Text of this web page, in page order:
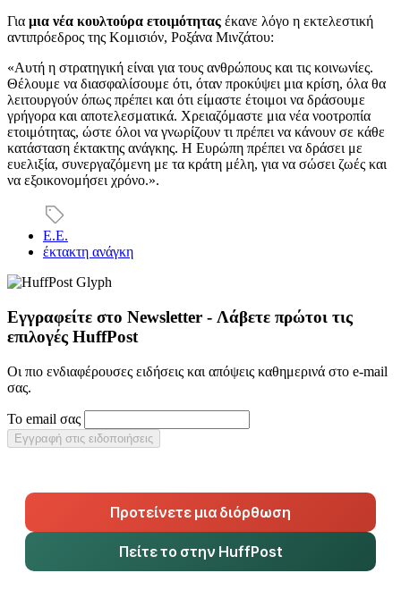
Για μια νέα κουλτούρα ετοιμότητας έκανε λόγο η εκτελεστική
αντιπρόεδρος της Κομισιόν, Ροξάνα Μινζάτου:
«Αυτή η στρατηγική είναι για τους ανθρώπους και τις κοινωνίες.
Θέλουμε να διασφαλίσουμε ότι, όταν προκύψει μια κρίση, όλα θα
λειτουργούν όπως πρέπει και ότι είμαστε έτοιμοι να δράσουμε
γρήγορα και αποτελεσματικά. Χρειαζόμαστε μια νέα νοοτροπία
ετοιμότητας, ώστε όλοι να γνωρίζουν τι πρέπει να κάνουν σε κάθε
κατάσταση έκτακτης ανάγκης. Η Ευρώπη πρέπει να δράσει με
ευελιξία, συνεργαζόμενη με τα κράτη μέλη, για να σώσει ζωές και
να εξοικονομήσει χρόνο.».
Ε.Ε.
έκτακτη ανάγκη
Εγγραφείτε στο Newsletter - Λάβετε πρώτοι τις
επιλογές HuffPost
Οι πιο ενδιαφέρουσες ειδήσεις και απόψεις καθημερινά στο e-mail
σας.
Το email σας
Εγγραφή στις ειδοποιήσεις
Προτείνετε μια διόρθωση
Πείτε το στην HuffPost